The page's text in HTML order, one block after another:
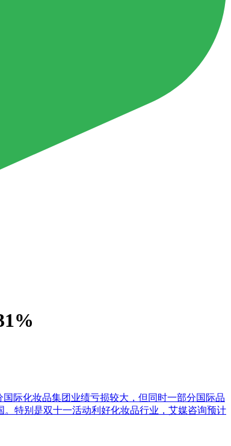
际化妆品集团业绩亏损较大，但同时一部分国际品
特别是双十一活动利好化妆品行业，艾媒咨询预计